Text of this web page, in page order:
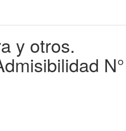
y otros.
N°